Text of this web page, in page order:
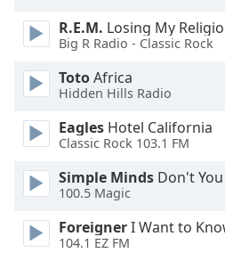
window.
Beginning
window.
Escape
cancel
close
R.E.M. Losing My
Big R Radio - Classic Rock
TotoAfrica
Hidden Hills Radio
Eagles Hotel California
Classic Rock 103.1 FM
Simple Minds Don't
100.5 Magic
ForeignerI Want to
104.1 EZ FM